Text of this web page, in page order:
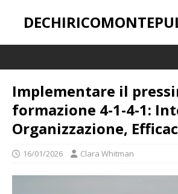
Implementare il
formazione 4-1-4-1:
Organizzazione,
16/01/2026 Clara Whitman